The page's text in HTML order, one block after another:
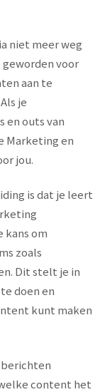
niet meer weg
voor
aan te
je
en outs van
Marketing en
jou.
is dat je leert
om
zoals
Dit stelt je in
doen en
kunt maken
content het